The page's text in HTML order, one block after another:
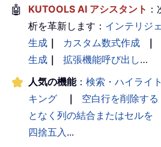
🤖 KUTOOLS AI アシスタント
析を革新します： インテリジ
生成 ｜ カスタム数式作成 ｜
生成 ｜ 拡張機能呼び出し…
人気の機能： 検索・ハイライ
キング
｜ 空白行を削除する
となく列の結合またはセルを
四捨五入 ...